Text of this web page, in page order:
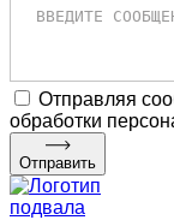
Отправляя
обработки
Отправить